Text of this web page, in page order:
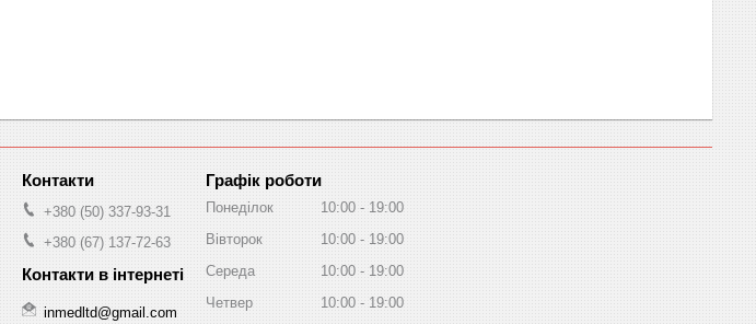
+380 (50) 337-93-31
+380 (67) 137-72-63
inmedltd@gmail.com
Графік роботи
Понеділок 10:00
19:00
Вівторок
10:00
19:00
Середа
10:00
19:00
Четвер
10:00
19:00